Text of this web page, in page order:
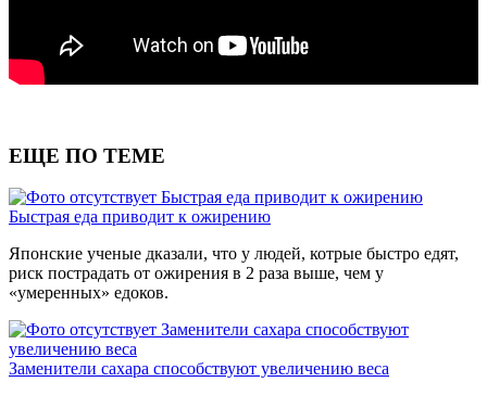
ЕЩЕ ПО ТЕМЕ
Быстрая еда приводит к ожирению
Быстрая еда приводит к ожирению
Японские ученые дказали, что у людей, котрые быстро едят,
риск пострадать от ожирения в 2 раза выше, чем у
«умеренных» едоков.
Заменители сахара способствуют
увеличению веса
Заменители сахара способствуют увеличению веса